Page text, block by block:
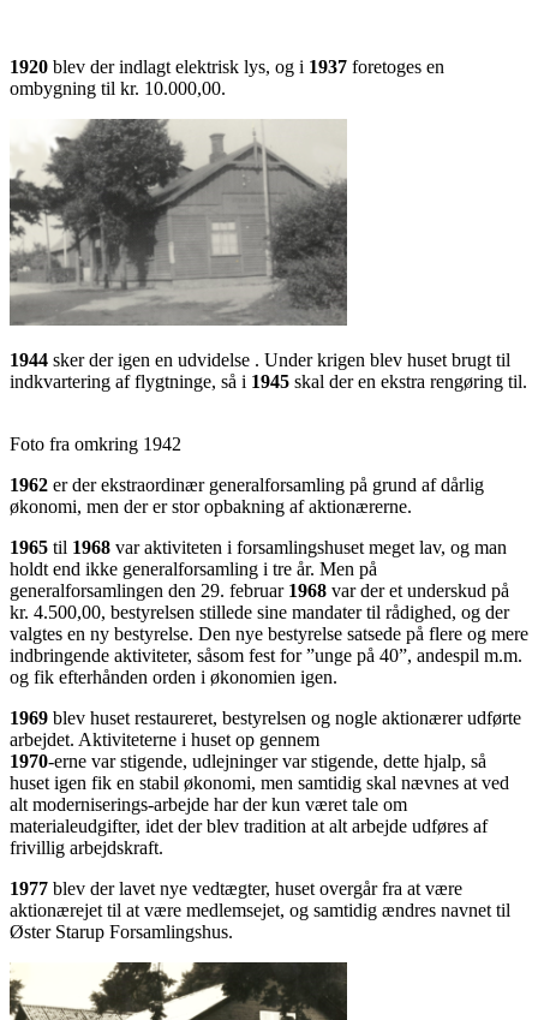
1920 blev der indlagt elektrisk lys, og i 1937 foretoges en
ombygning til kr. 10.000,00.
1944 sker der igen en udvidelse . Under krigen blev huset brugt til
indkvartering af flygtninge, så i 1945 skal der en ekstra rengøring til.
Foto fra omkring 1942
1962 er der ekstraordinær generalforsamling på grund af dårlig
økonomi, men der er stor opbakning af aktionærerne.
1965 til 1968 var aktiviteten i forsamlingshuset meget lav, og man
holdt end ikke generalforsamling i tre år. Men på
generalforsamlingen den 29. februar 1968 var der et underskud på
kr. 4.500,00, bestyrelsen stillede sine mandater til rådighed, og der
valgtes en ny bestyrelse. Den nye bestyrelse satsede på flere og mere
indbringende aktiviteter, såsom fest for ”unge på 40”, andespil m.m.
og fik efterhånden orden i økonomien igen.
1969 blev huset restaureret, bestyrelsen og nogle aktionærer udførte
arbejdet. Aktiviteterne i huset op gennem
1970-erne var stigende, udlejninger var stigende, dette hjalp, så
huset igen fik en stabil økonomi, men samtidig skal nævnes at ved
alt moderniserings-arbejde har der kun været tale om
materialeudgifter, idet der blev tradition at alt arbejde udføres af
frivillig arbejdskraft.
1977 blev der lavet nye vedtægter, huset overgår fra at være
aktionærejet til at være medlemsejet, og samtidig ændres navnet til
Øster Starup Forsamlingshus.